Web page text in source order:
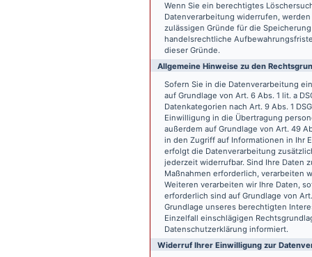
Wenn Sie ein berechtigtes
Datenverarbeitung widerrufen,
zulässigen Gründe für die
handelsrechtliche
dieser Gründe.
Allgemeine Hinweise zu den
Sofern Sie in die Datenverarbeitung
auf Grundlage von Art. 6 Abs. 1 lit. a
Datenkategorien nach Art. 9 Abs. 1
Einwilligung in die Übertragung
außerdem auf Grundlage von Art. 49
in den Zugriff auf Informationen in Ihr
erfolgt die Datenverarbeitung
jederzeit widerrufbar. Sind Ihre Daten
Maßnahmen erforderlich, verarbeiten
Weiteren verarbeiten wir Ihre Daten,
erforderlich sind auf Grundlage von
Grundlage unseres berechtigten
Einzelfall einschlägigen
Datenschutzerklärung informiert.
Widerruf Ihrer Einwilligung zur